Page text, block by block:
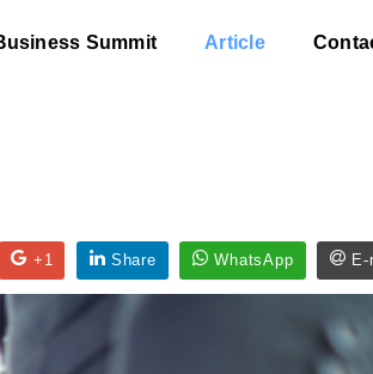
Summit Article
+1 Share WhatsApp E-